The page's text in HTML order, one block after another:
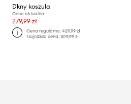
Dkny koszula
Cena aktualna:
279,99 zł
Cena regularna:429,99 zł
Najniższa cena:309,99 zł